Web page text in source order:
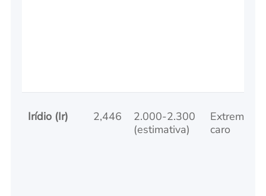
Irídio (Ir) 2,446
2.000-2.300
(estimativa)
caro